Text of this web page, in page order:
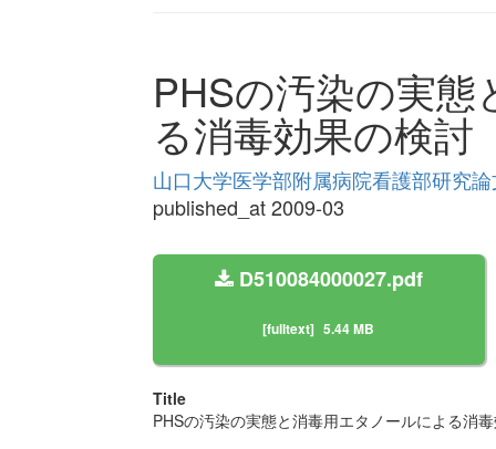
PHSの汚染の実
る消毒効果の検討
山口大学医学部附属病院看護部研究
published_at 2009-03
D510084000027.pdf
[fulltext] 5.44 MB
Title
PHSの汚染の実態と消毒用エタノールによる消